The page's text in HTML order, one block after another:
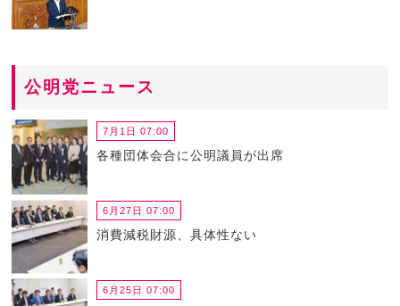
公明党ニュース
7月1日 07:00
各種団体会合に公明議員が出席
6月27日 07:00
消費減税財源、具体性ない
6月25日 07:00